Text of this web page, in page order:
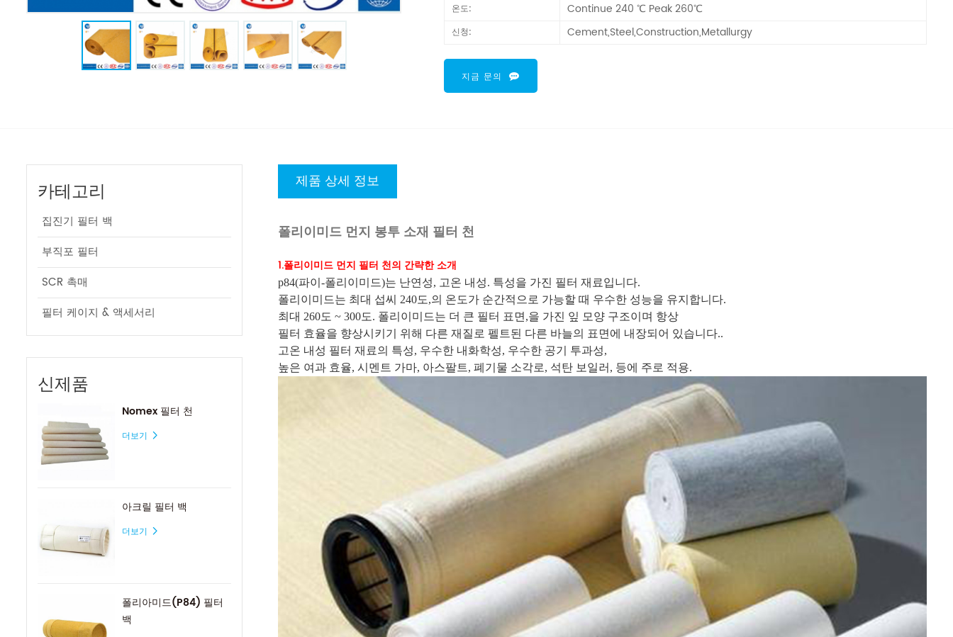
온도: Continue 240 ℃ Peak 260℃
신청: Cement,Steel,Construction,Metallurgy
지금 문의
카테고리
집진기 필터 백
부직포 필터
SCR 촉매
필터 케이지 & 액세서리
신제품
Nomex 필터 천
더보기
아크릴 필터 백
더보기
폴리아미드(P84) 필터
백
제품 상세 정보
폴리이미드 먼지 봉투 소재 필터 천
1.폴리이미드 먼지 필터 천의 간략한 소개
p84(파이-폴리이미드)는 난연성, 고온 내성. 특성을 가진 필터 재료입니다.
폴리이미드는 최대 섭씨 240도,의 온도가 순간적으로 가능할 때 우수한 성능을 유지합니다.
최대 260도 ~ 300도. 폴리이미드는 더 큰 필터 표면,을 가진 잎 모양 구조이며 항상
필터 효율을 향상시키기 위해 다른 재질로 펠트된 다른 바늘의 표면에 내장되어 있습니다..
고온 내성 필터 재료의 특성, 우수한 내화학성, 우수한 공기 투과성,
높은 여과 효율, 시멘트 가마, 아스팔트, 폐기물 소각로, 석탄 보일러, 등에 주로 적용.